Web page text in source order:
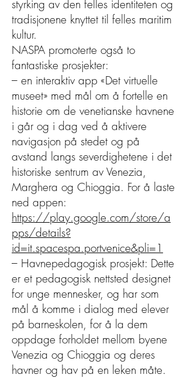
styrking av den felles identiteten og
tradisjonene knyttet til felles maritim
kultur.
NASPA promoterte også to
fantastiske prosjekter:
– en interaktiv app «Det virtuelle
museet» med mål om å fortelle en
historie om de venetianske havnene
i går og i dag ved å aktivere
navigasjon på stedet og på
avstand langs severdighetene i det
historiske sentrum av Venezia,
Marghera og Chioggia. For å laste
ned appen:
https://play.google.com/store/a
pps/details?
id=it.spacespa.portvenice&pli=1
– Havnepedagogisk prosjekt: Dette
er et pedagogisk nettsted designet
for unge mennesker, og har som
mål å komme i dialog med elever
på barneskolen, for å la dem
oppdage forholdet mellom byene
Venezia og Chioggia og deres
havner og hav på en leken måte.